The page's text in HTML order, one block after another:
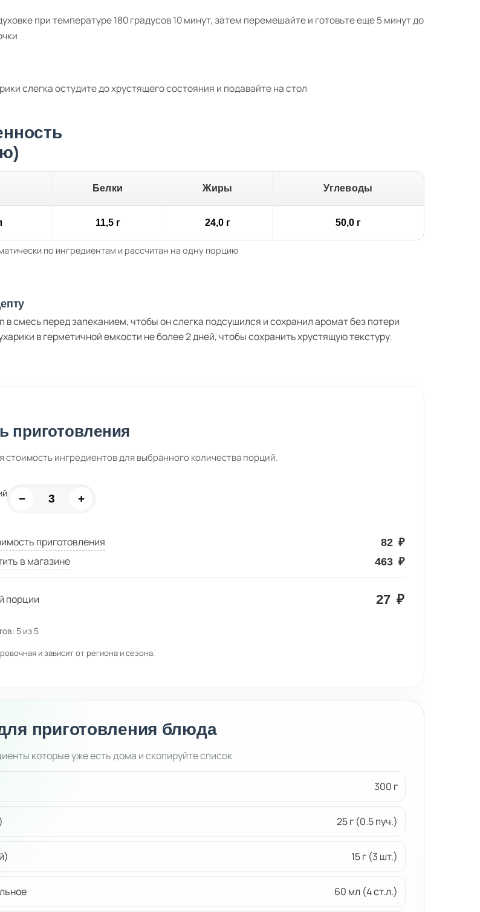
при температуре 180 градусов 10 минут, затем перемешайте и готовьте еще 5 минут до
слегка остудите до хрустящего состояния и подавайте на стол
Белки Жиры Углеводы
11,5 г 24,0 г 50,0 г
по ингредиентам и рассчитан на одну порцию
в смесь перед запеканием, чтобы он слегка подсушился и сохранил аромат без потери
в герметичной емкости не более 2 дней, чтобы сохранить хрустящую текстуру.
приготовления
стоимость ингредиентов для выбранного количества порций.
− +
приготовления 82 ₽
в магазине 463 ₽
порции 27 ₽
5 из 5
и зависит от региона и сезона.
приготовления блюда
которые уже есть дома и скопируйте список
300 г
25 г (0.5 пуч.)
15 г (3 шт.)
60 мл (4 ст.л.)